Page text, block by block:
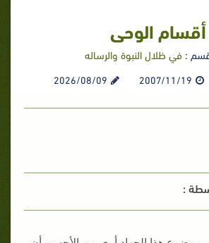
أقسام الوحى
: في ظلال النبوة والرساله
2007/11/19
2026/08/09
: